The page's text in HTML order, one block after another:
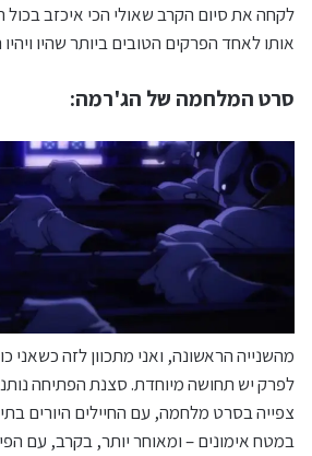
לקחה את סיום הקרב שאולי הכי איכזב
אותו לאחד הפרקים הטובים ביותר שהיו
סרט המלחמה של הג'רמה:
מהשנייה הראשונה, ואני מתכוון לזה כשאני
לפרק יש תחושה מיוחדת. סצנת הפתיחה
צפייה בסרט מלחמה, עם החיילים היורים
במטח אימונים – ומאוחר יותר, בקרב, עם